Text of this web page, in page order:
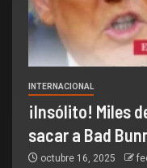
INTERNACIONAL
¡Insólito! Miles
sacar a Bad
octubre 16, 2025